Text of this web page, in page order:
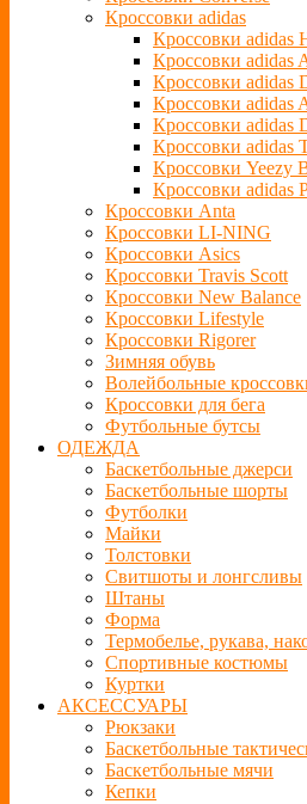
Кроссовки adidas
Кроссовки adidas
Кроссовки adidas
Кроссовки adidas
Кроссовки adidas
Кроссовки adidas
Кроссовки adidas
Кроссовки Yeezy
Кроссовки adidas
Кроссовки Anta
Кроссовки LI-NING
Кроссовки Asics
Кроссовки Travis Scott
Кроссовки New Balance
Кроссовки Lifestyle
Кроссовки Rigorer
Зимняя обувь
Волейбольные
Кроссовки для бега
Футбольные бутсы
ОДЕЖДА
Баскетбольные джерси
Баскетбольные шорты
Футболки
Майки
Толстовки
Свитшоты и лонгсливы
Штаны
Форма
Термобелье, рукава,
Спортивные костюмы
Куртки
АКСЕССУАРЫ
Рюкзаки
Баскетбольные
Баскетбольные мячи
Кепки